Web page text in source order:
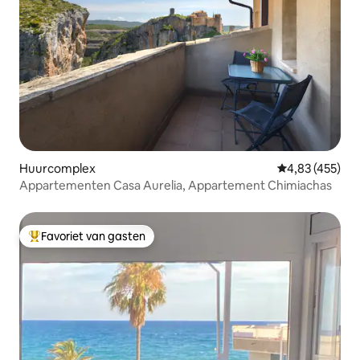
Huurcomplex Gemiddelde
4,83 (455)
Appartementen Casa Aurelia, Appartement Chimiachas
Topfavoriet van gasten
Favoriet van gasten